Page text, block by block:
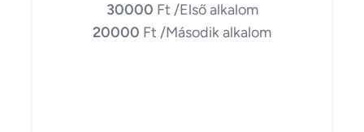
30000 Ft /Első alkalom
20000 Ft /Második alkalom